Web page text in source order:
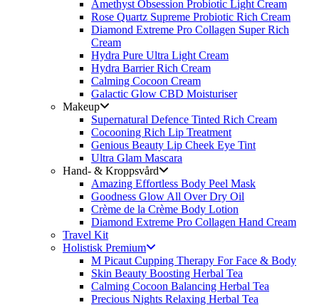
Amethyst Obsession Probiotic Light Cream
Rose Quartz Supreme Probiotic Rich Cream
Diamond Extreme Pro Collagen Super Rich
Cream
Hydra Pure Ultra Light Cream
Hydra Barrier Rich Cream
Calming Cocoon Cream
Galactic Glow CBD Moisturiser
Makeup
Supernatural Defence Tinted Rich Cream
Cocooning Rich Lip Treatment
Genious Beauty Lip Cheek Eye Tint
Ultra Glam Mascara
Hand- & Kroppsvård
Amazing Effortless Body Peel Mask
Goodness Glow All Over Dry Oil
Crème de la Crème Body Lotion
Diamond Extreme Pro Collagen Hand Cream
Travel Kit
Holistisk Premium
M Picaut Cupping Therapy For Face & Body
Skin Beauty Boosting Herbal Tea
Calming Cocoon Balancing Herbal Tea
Precious Nights Relaxing Herbal Tea